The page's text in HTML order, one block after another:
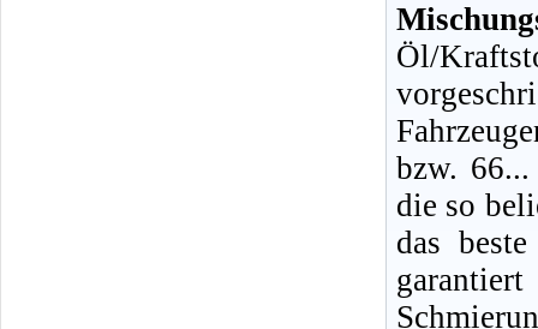
Öl/
bzw.
die so
das
garantiert